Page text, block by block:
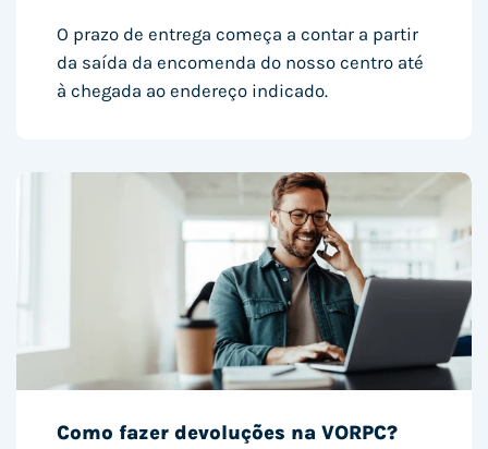
O prazo de entrega começa a contar a partir
da saída da encomenda do nosso centro até
à chegada ao endereço indicado.
Como fazer devoluções na VORPC?